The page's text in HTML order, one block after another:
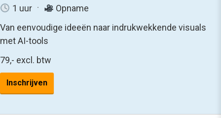
1 uur
Opname
Van eenvoudige ideeën naar indrukwekkende visuals
met AI-tools
79,- excl. btw
Inschrijven